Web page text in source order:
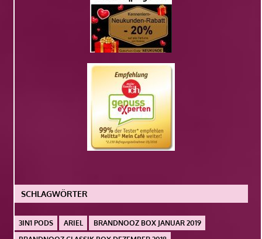
SCHLAGWÖRTER
3IN1 PODS ARIEL
BRANDNOOZ BOX JANUAR 2019